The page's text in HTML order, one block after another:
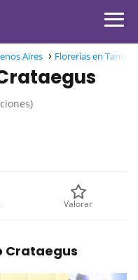
Aires Florerías en Tandil
Valorar
Crataegus